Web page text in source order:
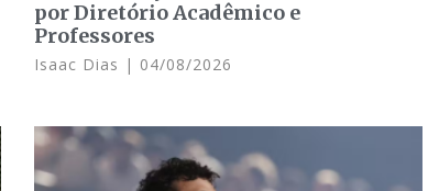
por Diretório Acadêmico e
Professores
Isaac Dias 04/08/2026